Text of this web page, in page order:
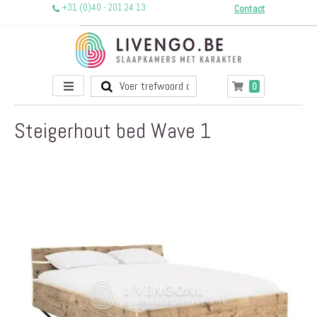
+31 (0)40 - 201 24 13 Contact
Toggle
Nav
Winkelwagen
0producten
Steigerhout bed Wave 1
afbeeldingen-
gallerij